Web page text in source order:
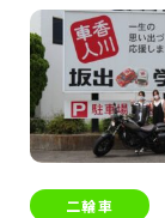
二輪車